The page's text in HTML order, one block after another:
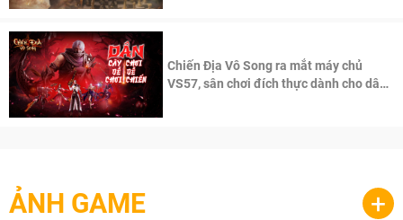
Chiến Địa Vô Song ra mắt máy chủ
VS57, sân chơi đích thực dành cho dân
ẢNH GAME +